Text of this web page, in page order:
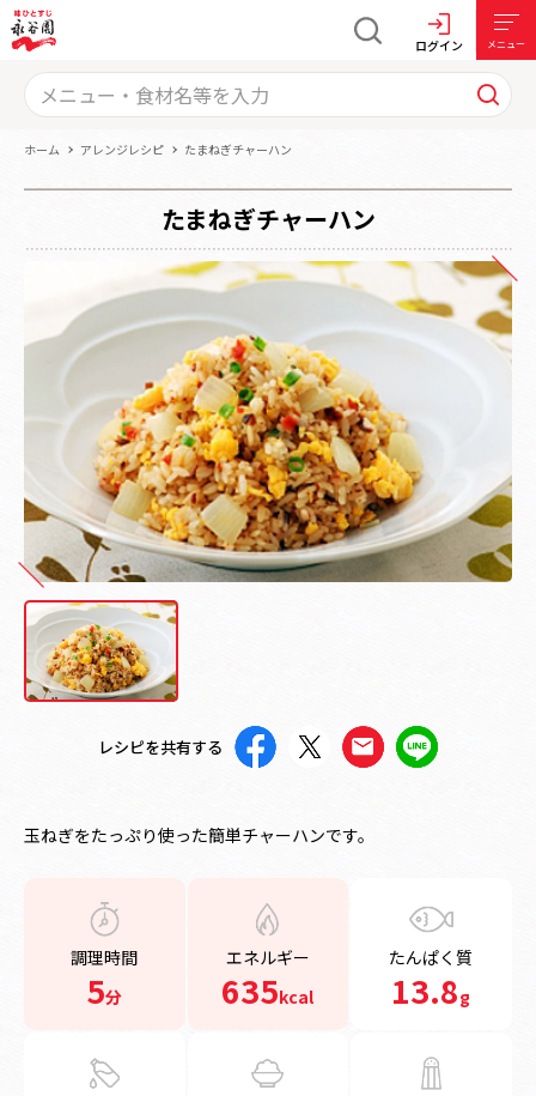
ログイン メニュー
ホーム アレンジレシピ たまねぎチャーハン
たまねぎチャーハン
レシピを共有する
玉ねぎをたっぷり使った簡単チャーハンです。
調理時間
5分
エネルギー
635kcal
たんぱく質
13.8g